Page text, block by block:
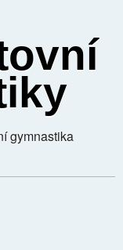
gymnastika